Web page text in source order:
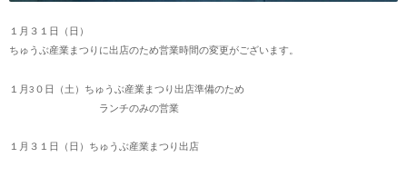
１月３１日（日）
ちゅうぶ産業まつりに出店のため営業時間の変更がございます。
１月3０日（土）ちゅうぶ産業まつり出店準備のため
ランチのみの営業
１月３１日（日）ちゅうぶ産業まつり出店